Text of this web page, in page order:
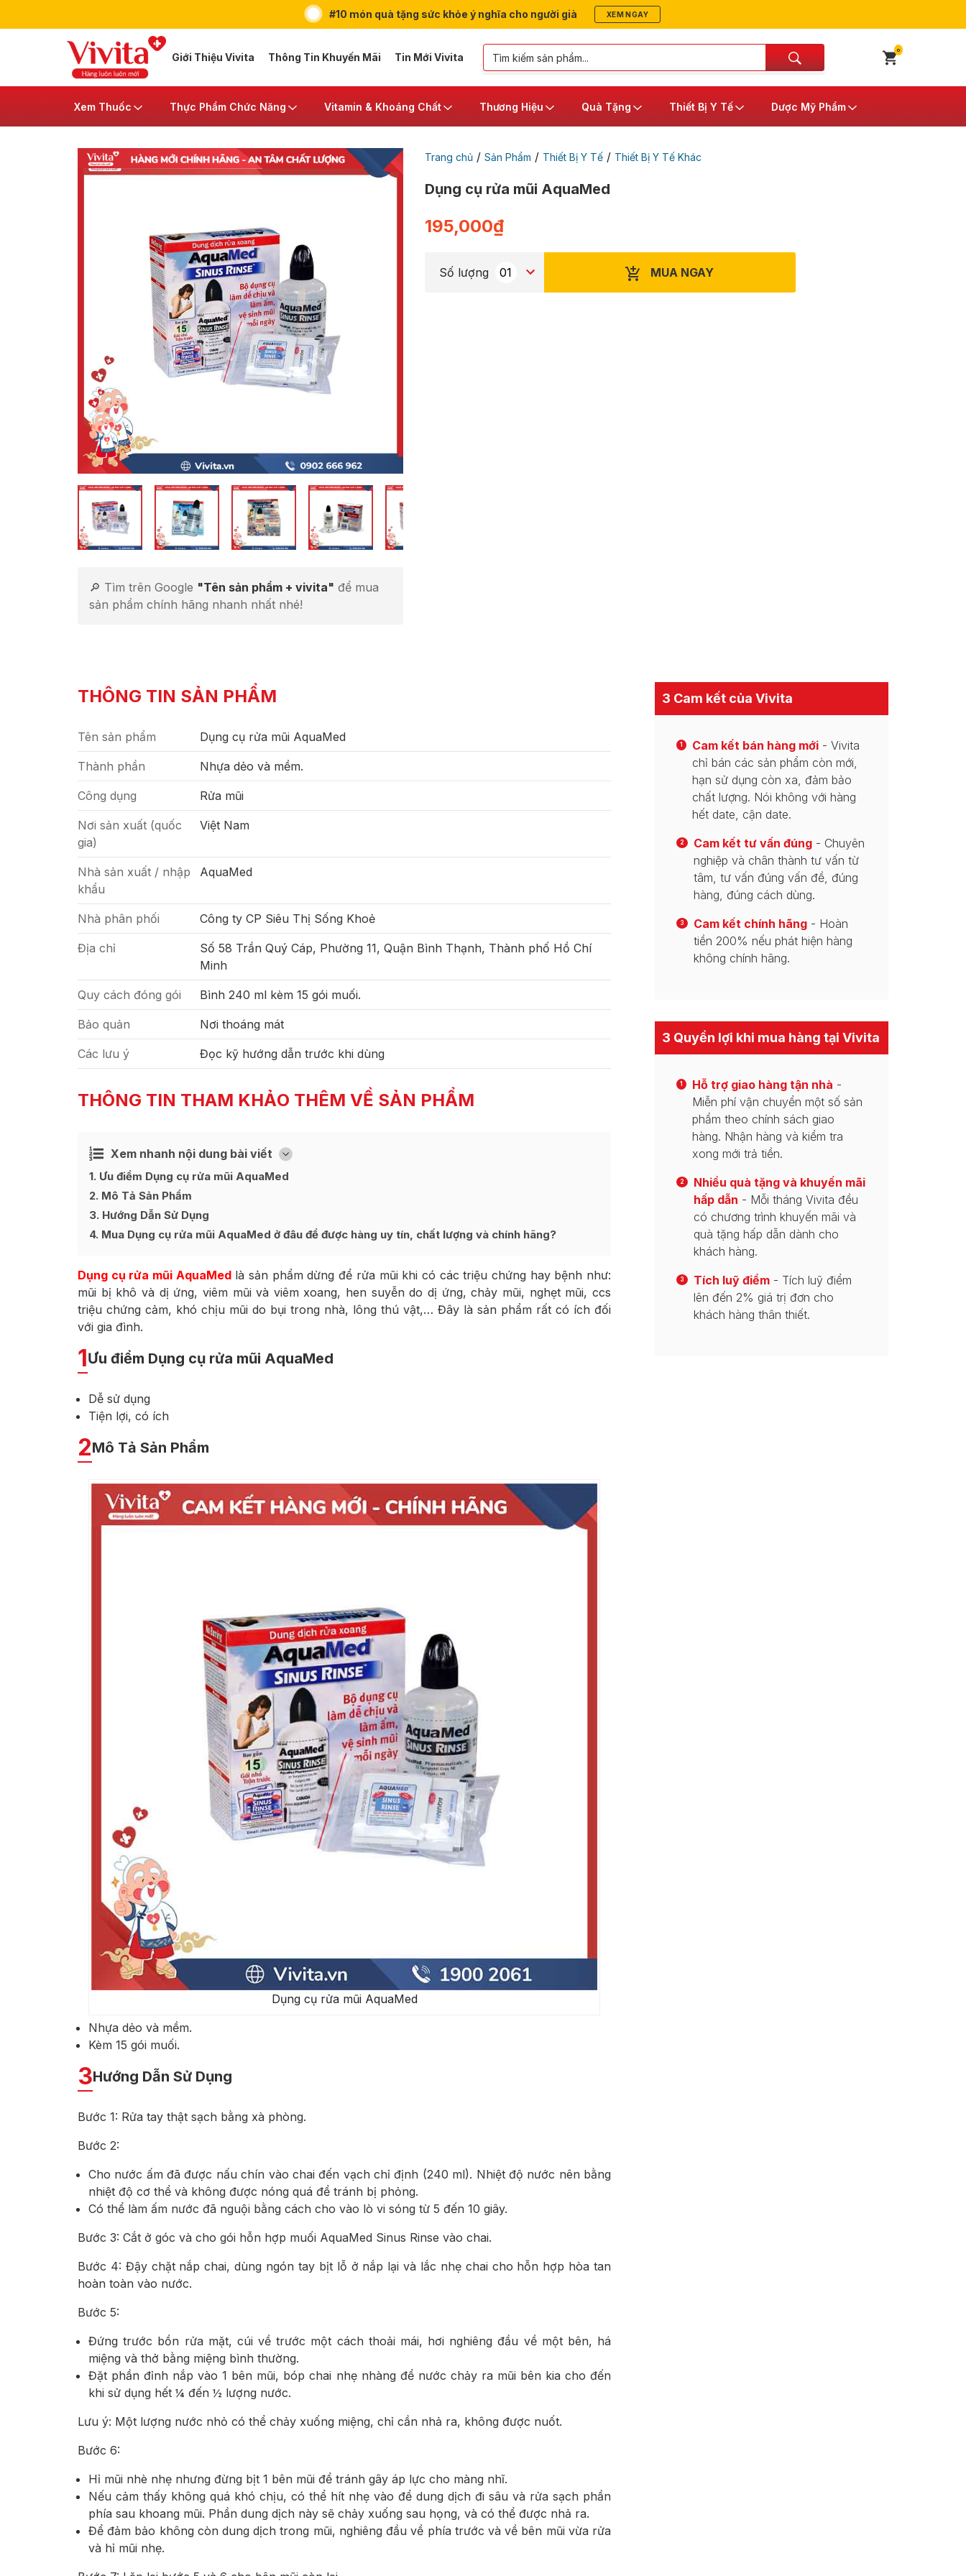
#10 món quà tặng sức khỏe ý nghĩa cho người già XEM NGAY
Giới Thiệu Vivita Thông Tin Khuyến Mãi Tin Mới Vivita
0
Xem Thuốc Thực Phẩm Chức Năng Vitamin & Khoáng Chất Thương Hiệu Quà Tặng Thiết Bị Y Tế Dược Mỹ Phẩm
🔎 Tìm trên Google "Tên sản phẩm + vivita" để mua
sản phẩm chính hãng nhanh nhất nhé!
Trang chủ/ Sản Phẩm / Thiết Bị Y Tế/ Thiết Bị Y Tế Khác
Dụng cụ rửa mũi AquaMed
195,000₫
Số lượng MUA NGAY
THÔNG TIN SẢN PHẨM
Tên sản phẩm Dụng cụ rửa mũi AquaMed
Thành phần Nhựa dẻo và mềm.
Công dụng Rửa mũi
Nơi sản xuất (quốc
gia)
Việt Nam
Nhà sản xuất / nhập
khẩu
AquaMed
Nhà phân phối Công ty CP Siêu Thị Sống Khoẻ
Địa chỉ
Số 58 Trần Quý Cáp, Phường 11, Quận Bình Thạnh, Thành phố Hồ Chí
Minh
Quy cách đóng gói Bình 240 ml kèm 15 gói muối.
Bảo quản Nơi thoáng mát
Các lưu ý Đọc kỹ hướng dẫn trước khi dùng
THÔNG TIN THAM KHẢO THÊM VỀ SẢN PHẨM
Xem nhanh nội dung bài viết [
Ẩn
1 Ưu điểm Dụng cụ rửa mũi AquaMed
2 Mô Tả Sản Phẩm
3 Hướng Dẫn Sử Dụng
4 Mua Dụng cụ rửa mũi AquaMed ở đâu để được hàng uy tín, chất lượng và chính hãng?
Dụng cụ rửa mũi AquaMedlà sản phẩm dừng để rửa mũi khi có các triệu chứng hay bệnh như:
mũi bị khô và dị ứng, viêm mũi và viêm xoang, hen suyễn do dị ứng, chảy mũi, nghẹt mũi, ccs
triệu chứng cảm, khó chịu mũi do bụi trong nhà, lông thú vật,… Đây là sản phẩm rất có ích đối
với gia đình.
1Ưu điểm Dụng cụ rửa mũi AquaMed
Dễ sử dụng
Tiện lợi, có ích
2Mô Tả Sản Phẩm
Dụng cụ rửa mũi AquaMed
Nhựa dẻo và mềm.
Kèm 15 gói muối.
3Hướng Dẫn Sử Dụng
Bước 1: Rửa tay thật sạch bằng xà phòng.
Bước 2:
Cho nước ấm đã được nấu chín vào chai đến vạch chỉ định (240 ml). Nhiệt độ nước nên bằng
nhiệt độ cơ thể và không được nóng quá để tránh bị phỏng.
Có thể làm ấm nước đã nguội bằng cách cho vào lò vi sóng từ 5 đến 10 giây.
Bước 3: Cắt ở góc và cho gói hỗn hợp muối AquaMed Sinus Rinse vào chai.
Bước 4: Đậy chặt nắp chai, dùng ngón tay bịt lỗ ở nắp lại và lắc nhẹ chai cho hỗn hợp hòa tan
hoàn toàn vào nước.
Bước 5:
Đứng trước bồn rửa mặt, cúi về trước một cách thoải mái, hơi nghiêng đầu về một bên, há
miệng và thở bằng miệng bình thường.
Đặt phần đỉnh nắp vào 1 bên mũi, bóp chai nhẹ nhàng để nước chảy ra mũi bên kia cho đến
khi sử dụng hết ¼ đến ½ lượng nước.
Lưu ý: Một lượng nước nhỏ có thể chảy xuống miệng, chỉ cần nhả ra, không được nuốt.
Bước 6:
Hỉ mũi nhè nhẹ nhưng đừng bịt 1 bên mũi để tránh gây áp lực cho màng nhĩ.
Nếu cảm thấy không quá khó chịu, có thể hít nhẹ vào để dung dịch đi sâu và rửa sạch phần
phía sau khoang mũi. Phần dung dịch này sẽ chảy xuống sau họng, và có thể được nhả ra.
Để đảm bảo không còn dung dịch trong mũi, nghiêng đầu về phía trước và về bên mũi vừa rửa
và hỉ mũi nhẹ.
3 Cam kết của Vivita
1 Cam kết bán hàng mới - Vivita
chỉ bán các sản phẩm còn mới,
hạn sử dụng còn xa, đảm bảo
chất lượng. Nói không với hàng
hết date, cận date.
2 Cam kết tư vấn đúng - Chuyên
nghiệp và chân thành tư vấn từ
tâm, tư vấn đúng vấn đề, đúng
hàng, đúng cách dùng.
3 Cam kết chính hãng - Hoàn
tiền 200% nếu phát hiện hàng
không chính hãng.
3 Quyền lợi khi mua hàng tại Vivita
1 Hỗ trợ giao hàng tận nhà -
Miễn phí vận chuyển một số sản
phẩm theo chính sách giao
hàng. Nhận hàng và kiểm tra
xong mới trả tiền.
2
Nhiều quà tặng và khuyến mãi
hấp dẫn - Mỗi tháng Vivita đều
có chương trình khuyến mãi và
quà tặng hấp dẫn dành cho
khách hàng.
3 Tích luỹ điểm - Tích luỹ điểm
lên đến 2% giá trị đơn cho
khách hàng thân thiết.